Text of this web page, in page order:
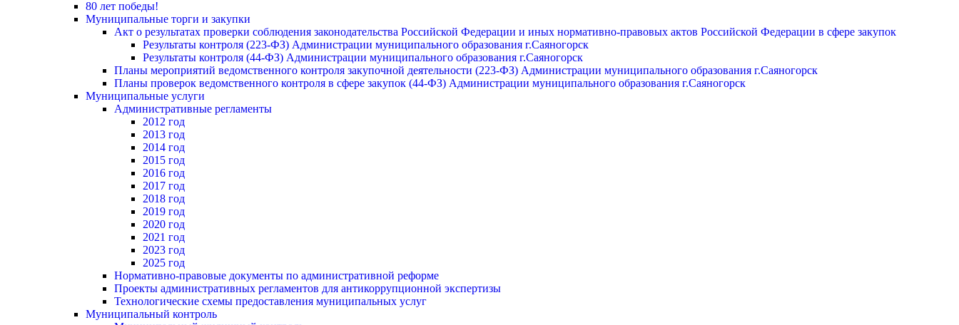
80 лет победы!
Муниципальные торги и закупки
Акт о результатах проверки соблюдения законодательства Российской Федерации и иных нормативно-правовых актов Российской Федерации в сфере закупок
Результаты контроля (223-ФЗ) Администрации муниципального образования г.Саяногорск
Результаты контроля (44-ФЗ) Администрации муниципального образования г.Саяногорск
Планы мероприятий ведомственного контроля закупочной деятельности (223-ФЗ) Администрации муниципального образования г.Саяногорск
Планы проверок ведомственного контроля в сфере закупок (44-ФЗ) Администрации муниципального образования г.Саяногорск
Муниципальные услуги
Административные регламенты
2012 год
2013 год
2014 год
2015 год
2016 год
2017 год
2018 год
2019 год
2020 год
2021 год
2023 год
2025 год
Нормативно-правовые документы по административной реформе
Проекты административных регламентов для антикоррупционной экспертизы
Технологические схемы предоставления муниципальных услуг
Муниципальный контроль